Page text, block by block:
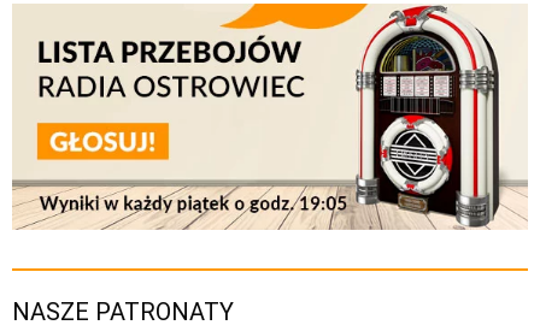
NASZE PATRONATY